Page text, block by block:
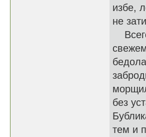
избе,
не
без
тем и